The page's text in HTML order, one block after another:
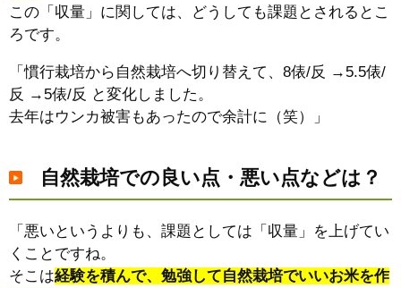
この「収量」に関しては、どうしても課題とされるとこ
ろです。
「慣行栽培から自然栽培へ切り替えて、8俵/反 →5.5俵/
反 →5俵/反 と変化しました。
去年はウンカ被害もあったので余計に（笑）」
自然栽培での良い点・悪い点などは？
「悪いというよりも、課題としては「収量」を上げてい
くことですね。
そこは経験を積んで、勉強して自然栽培でいいお米を作